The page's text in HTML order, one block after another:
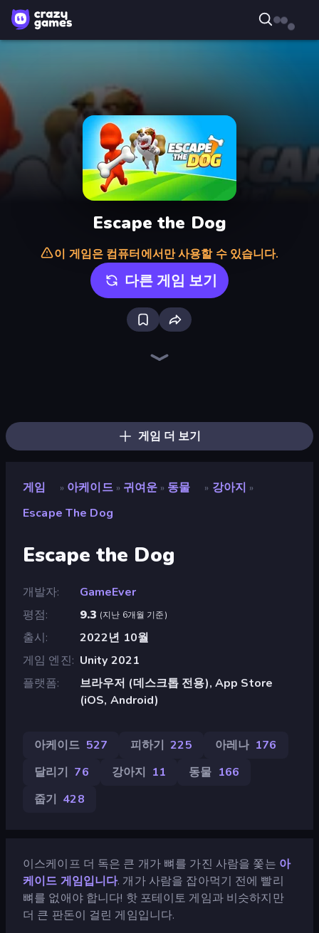
Escape the Dog
이 게임은 컴퓨터에서만 사용할 수 있습니다.
다른 게임 보기
게임 더 보기
게임 » 아케이드 » 귀여운 » 동물 » 강아지 »
Escape The Dog
Escape the Dog
개발자
GameEver
평점
9.3 (지난 6개월 기준)
출시
2022년 10월
게임 엔진
Unity 2021
플랫폼
브라우저 (데스크톱 전용), App Store
(iOS, Android)
아케이드 527 피하기 225 아레나 176
달리기 76 강아지 11 동물 166
줍기 428
이스케이프 더 독은 큰 개가 뼈를 가진 사람을 쫓는 아
케이드 게임입니다. 개가 사람을 잡아먹기 전에 빨리
뼈를 없애야 합니다! 핫 포테이토 게임과 비슷하지만
더 큰 판돈이 걸린 게임입니다.